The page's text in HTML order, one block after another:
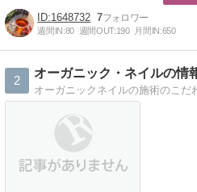
1648732 7
週間IN:80 週間OUT:190 月間IN:650
2
オーガニック・ネイルの情